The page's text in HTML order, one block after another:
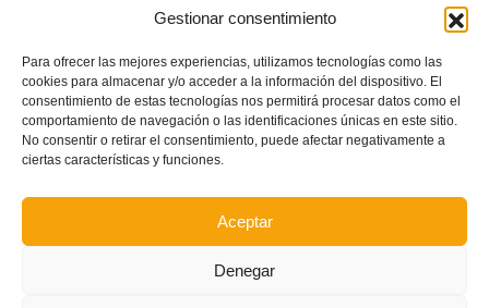
Gestionar consentimiento
Para ofrecer las mejores experiencias, utilizamos tecnologías como las
cookies para almacenar y/o acceder a la información del dispositivo. El
consentimiento de estas tecnologías nos permitirá procesar datos como el
comportamiento de navegación o las identificaciones únicas en este sitio.
No consentir o retirar el consentimiento, puede afectar negativamente a
ciertas características y funciones.
Aceptar
Denegar